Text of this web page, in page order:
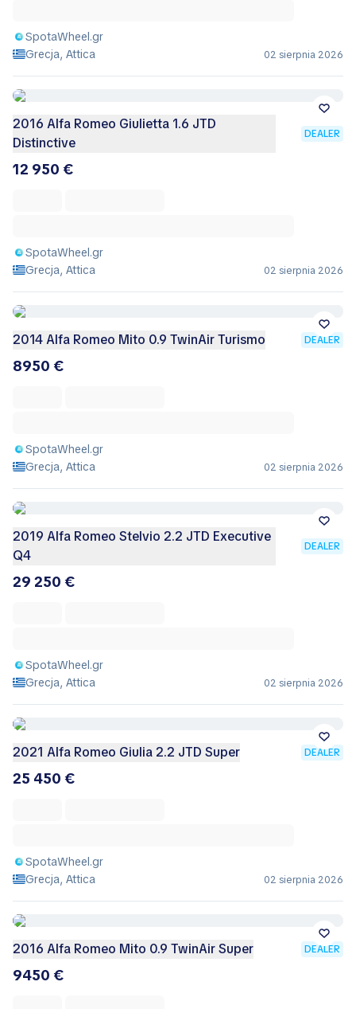
SpotaWheel.gr
Grecja, Attica
02 sierpnia 2026
2016 Alfa Romeo Giulietta 1.6 JTD
Distinctive
DEALER
12 950 €
SpotaWheel.gr
Grecja, Attica
02 sierpnia 2026
2014 Alfa Romeo Mito 0.9 TwinAir Turismo DEALER
8950 €
SpotaWheel.gr
Grecja, Attica
02 sierpnia 2026
2019 Alfa Romeo Stelvio 2.2 JTD Executive
Q4
DEALER
29 250 €
SpotaWheel.gr
Grecja, Attica
02 sierpnia 2026
2021 Alfa Romeo Giulia 2.2 JTD Super DEALER
25 450 €
SpotaWheel.gr
Grecja, Attica
02 sierpnia 2026
2016 Alfa Romeo Mito 0.9 TwinAir Super DEALER
9450 €